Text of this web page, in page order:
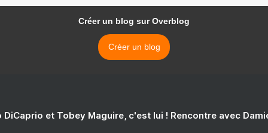
Créer un blog sur Overblog
Créer un blog
DiCaprio et Tobey Maguire, c'est lui ! Rencontre avec